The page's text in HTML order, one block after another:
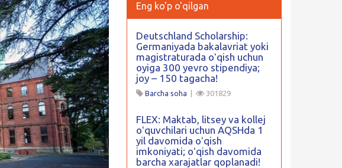
Eng ko'p o'qilgan
Deutschland Scholarship:
Germaniyada bakalavriat yoki
magistraturada oʻqish uchun
oyiga 300 yevro stipendiya;
joy – 150 tagacha!
Barcha soha 301829
FLEX: Maktab, litsey va kollej
oʻquvchilari uchun AQSHda 1
yil davomida oʻqish
imkoniyati; oʻqish davomida
barcha xarajatlar qoplanadi!